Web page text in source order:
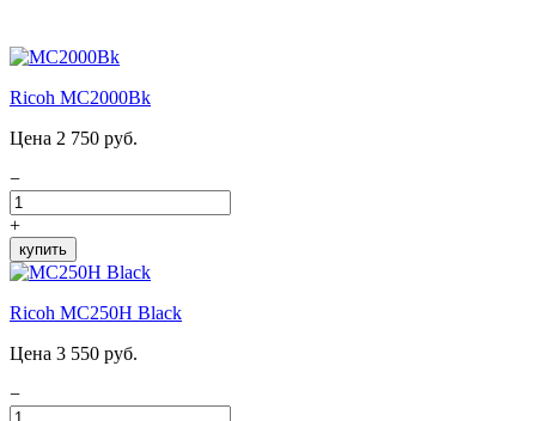
Ricoh MC2000Bk
Цена 2 750 руб.
−
+
купить
Ricoh MC250H Black
Цена 3 550 руб.
−